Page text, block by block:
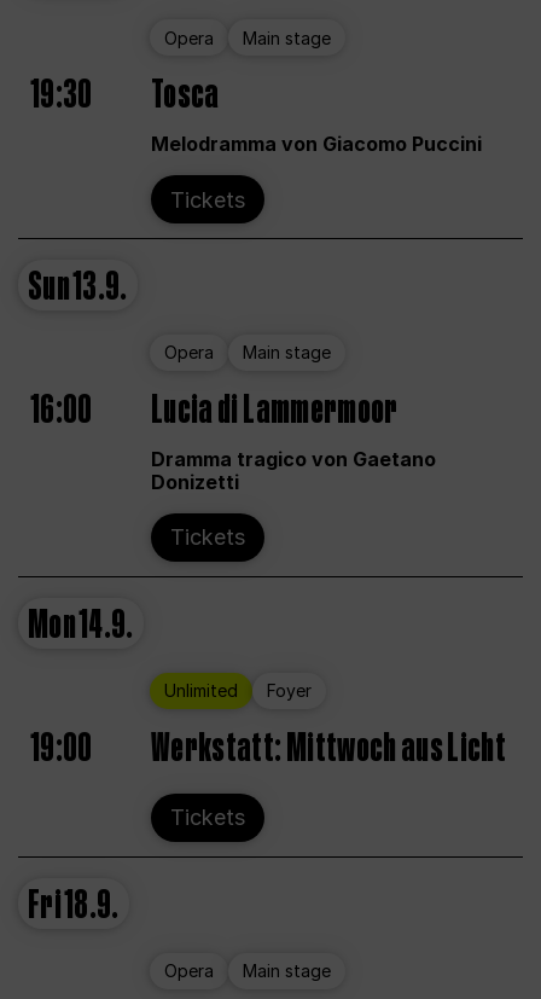
Opera Main stage
19:30 Tosca
Melodramma von Giacomo Puccini
Tickets
Sun13.9.
Opera Main stage
16:00 Lucia di Lammermoor
Dramma tragico von Gaetano
Donizetti
Tickets
Mon14.9.
Unlimited Foyer
19:00 Werkstatt: Mittwoch aus Licht
Tickets
Fri18.9.
Opera Main stage